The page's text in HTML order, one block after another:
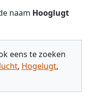
naam Hooglugt
eens te zoeken
, Hogelugt,